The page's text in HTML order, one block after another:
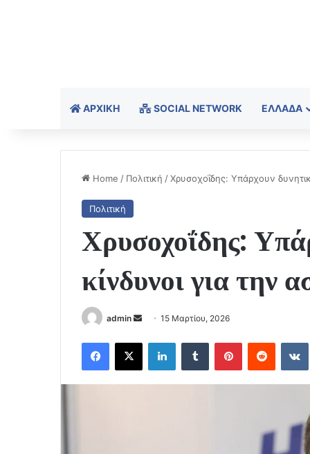
ΑΡΧΙΚΉ SOCIAL NETWORK ΕΛΛΆΔΑ
Home / Πολιτική /Χρυσοχοΐδης: Υπάρχουν
Πολιτική
Χρυσοχοΐδης:
κίνδυνοι για την
admin
Send
email
15 Μαρτίου, 2026
Facebook
X LinkedInTumblr PinterestReddit